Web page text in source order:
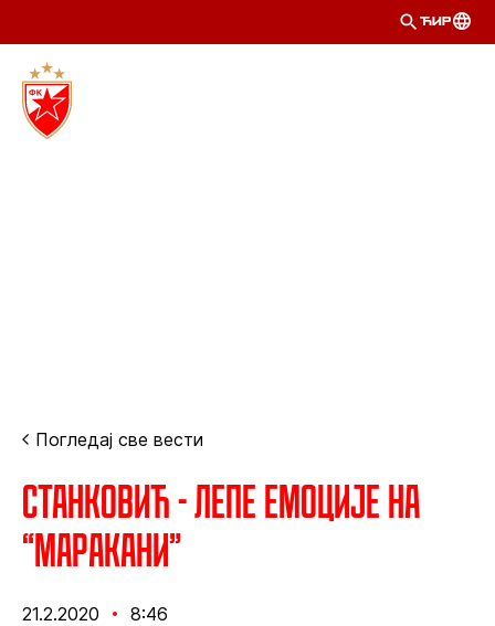
ЋИР
Погледај све вести
Станковић - Лепе емоције на
“Маракани”
21.2.2020 8:46